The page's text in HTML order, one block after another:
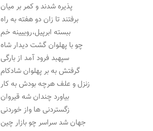
پذیره شدند و کمر بر میان
برفتند تا زان دو هفته به راه
ببسته ابرپیل،روییینه خم
چو با پهلوان گشت دیدار شاه
سپهبد فرود آمد از بارگی
گرفتش به بر پهلوان شادکام
زنزل و علف هرچه بودش به کار
بیاورد چندان شه قیروان
زگستردنی ها واز خوردنی
جهان شد سراسر چو بازار چین